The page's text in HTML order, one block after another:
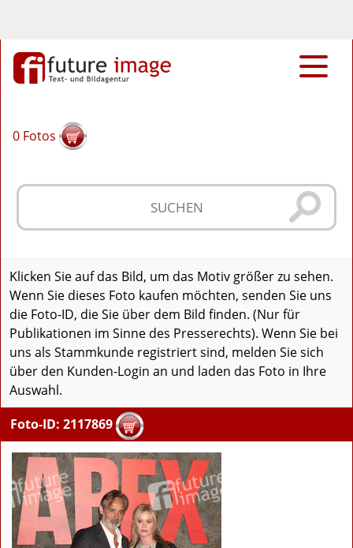
0 Fotos
Klicken Sie auf das Bild, um das Motiv größer zu sehen.
Wenn Sie dieses Foto kaufen möchten, senden Sie uns
die Foto-ID, die Sie über dem Bild finden. (Nur für
Publikationen im Sinne des Presserechts). Wenn Sie bei
uns als Stammkunde registriert sind, melden Sie sich
über den Kunden-Login an und laden das Foto in Ihre
Auswahl.
Foto-ID: 2117869